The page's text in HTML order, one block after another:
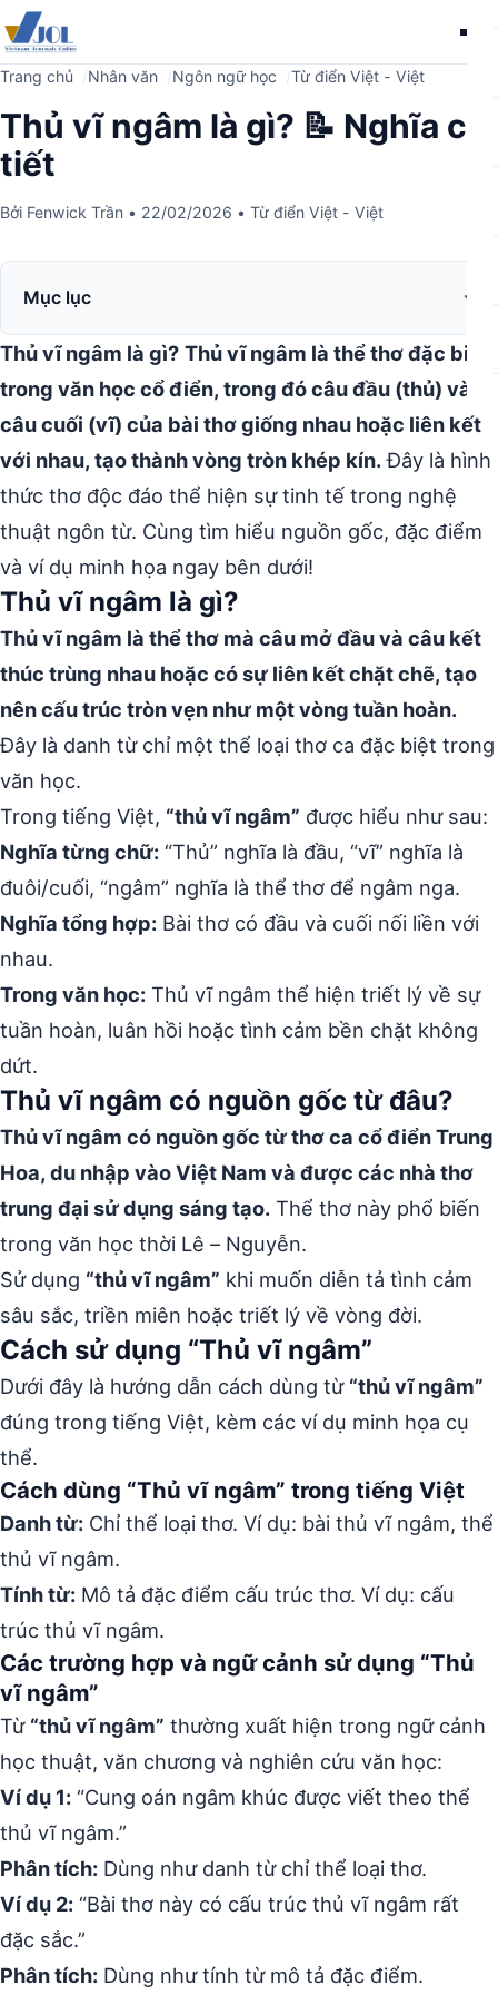
Trang chủ Nhân văn Ngôn ngữ học Từ điển Việt - Việt
Thủ vĩ ngâm là gì? 📝 Nghĩa chi
tiết
Bởi Fenwick Trần • 22/02/2026 • Từ điển Việt - Việt
Mục lục
Thủ vĩ ngâm là gì? Thủ vĩ ngâm là thể thơ đặc biệt
trong văn học cổ điển, trong đó câu đầu (thủ) và
câu cuối (vĩ) của bài thơ giống nhau hoặc liên kết
với nhau, tạo thành vòng tròn khép kín.Đây là hình
thức thơ độc đáo thể hiện sự tinh tế trong nghệ
thuật ngôn từ. Cùng tìm hiểu nguồn gốc, đặc điểm
và ví dụ minh họa ngay bên dưới!
Thủ vĩ ngâm là gì?
Thủ vĩ ngâm là thể thơ mà câu mở đầu và câu kết
thúc trùng nhau hoặc có sự liên kết chặt chẽ, tạo
nên cấu trúc tròn vẹn như một vòng tuần hoàn.
Đây là danh từ chỉ một thể loại thơ ca đặc biệt trong
văn học.
Trong tiếng Việt, “thủ vĩ ngâm” được hiểu như sau:
Nghĩa từng chữ: “Thủ” nghĩa là đầu, “vĩ” nghĩa là
đuôi/cuối, “ngâm” nghĩa là thể thơ để ngâm nga.
Nghĩa tổng hợp: Bài thơ có đầu và cuối nối liền với
nhau.
Trong văn học: Thủ vĩ ngâm thể hiện triết lý về sự
tuần hoàn, luân hồi hoặc tình cảm bền chặt không
dứt.
Thủ vĩ ngâm có nguồn gốc từ đâu?
Thủ vĩ ngâm có nguồn gốc từ thơ ca cổ điển Trung
Hoa, du nhập vào Việt Nam và được các nhà thơ
trung đại sử dụng sáng tạo. Thể thơ này phổ biến
trong văn học thời Lê – Nguyễn.
Sử dụng “thủ vĩ ngâm” khi muốn diễn tả tình cảm
sâu sắc, triền miên hoặc triết lý về vòng đời.
Cách sử dụng “Thủ vĩ ngâm”
Dưới đây là hướng dẫn cách dùng từ “thủ vĩ ngâm”
đúng trong tiếng Việt, kèm các ví dụ minh họa cụ
thể.
Cách dùng “Thủ vĩ ngâm” trong tiếng Việt
Danh từ: Chỉ thể loại thơ. Ví dụ: bài thủ vĩ ngâm, thể
thủ vĩ ngâm.
Tính từ: Mô tả đặc điểm cấu trúc thơ. Ví dụ: cấu
trúc thủ vĩ ngâm.
Các trường hợp và ngữ cảnh sử dụng “Thủ
vĩ ngâm”
Từ “thủ vĩ ngâm” thường xuất hiện trong ngữ cảnh
học thuật, văn chương và nghiên cứu văn học:
Ví dụ 1: “Cung oán ngâm khúc được viết theo thể
thủ vĩ ngâm.”
Phân tích: Dùng như danh từ chỉ thể loại thơ.
Ví dụ 2: “Bài thơ này có cấu trúc thủ vĩ ngâm rất
đặc sắc.”
Phân tích: Dùng như tính từ mô tả đặc điểm.